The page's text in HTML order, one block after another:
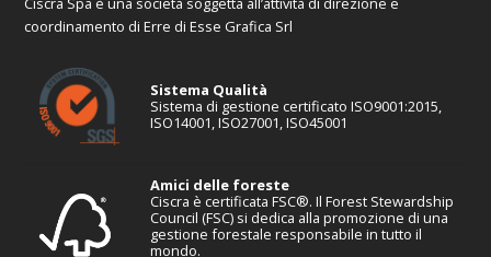
coordinamento di Erre di Esse Grafica Srl
Sistema Qualità
Sistema di gestione certificato ISO9001:2015,
ISO14001, ISO27001, ISO45001
Amici delle foreste
Ciscra è certificata FSC®. Il Forest Stewardship
Council (FSC) si dedica alla promozione di una
gestione forestale responsabile in tutto il
mondo.